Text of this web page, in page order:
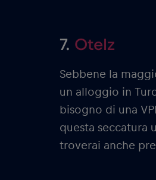
7. Otelz
Sebbene la
un alloggio in
bisogno di una
questa seccatura
troverai anche